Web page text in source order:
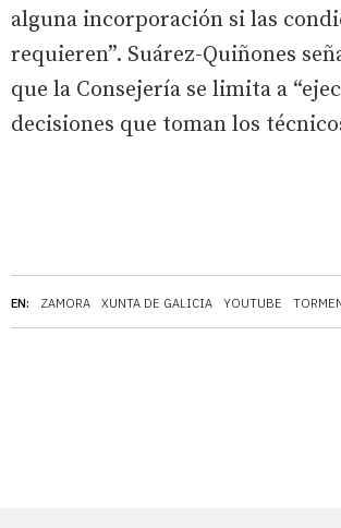
EN: ZAMORA XUNTA DE GALICIA YOUTUBE
alguna incorporación si las
requieren”. Suárez-Quiñones
que la Consejería se limita a
decisiones que toman los